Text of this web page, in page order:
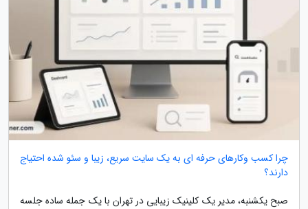
چرا کسب وکارهای حرفه ای به یک سایت سریع، زیبا و سئو شده احتیاج
دارند؟
صبح یکشنبه، مدیر یک کلینیک زیبایی در تهران با یک جمله ساده جلسه